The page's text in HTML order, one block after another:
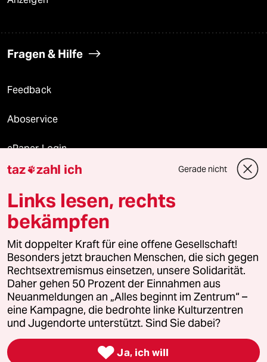
Fragen & Hilfe
Feedback
Aboservice
ePaper Login
Downloads für Abonnierende
© 2026 taz Verlags und Vertriebs GmbH
Alle Rechte vorbehalten. Bei rechtlichen Fragen oder für Genehmigungen
wenden Sie sich bitte an
lizenzen@taz.de
Feedback Redaktionsstatut Kommune-Richtlinien
Leitlinie Informant Datenschutz Impressum AGB
Seitenwende Einwilligungen widerrufen (Ads)
taz zahl ich Gerade nicht
Links lesen, rechts
bekämpfen
Mit doppelter Kraft für eine offene Gesellschaft!
Besonders jetzt brauchen Menschen, die sich gegen
Rechtsextremismus einsetzen, unsere Solidarität.
Daher gehen 50 Prozent der Einnahmen aus
Neuanmeldungen an „Alles beginnt im Zentrum“ –
eine Kampagne, die bedrohte linke Kulturzentren
und Jugendorte unterstützt. Sind Sie dabei?
 Ja, ich will